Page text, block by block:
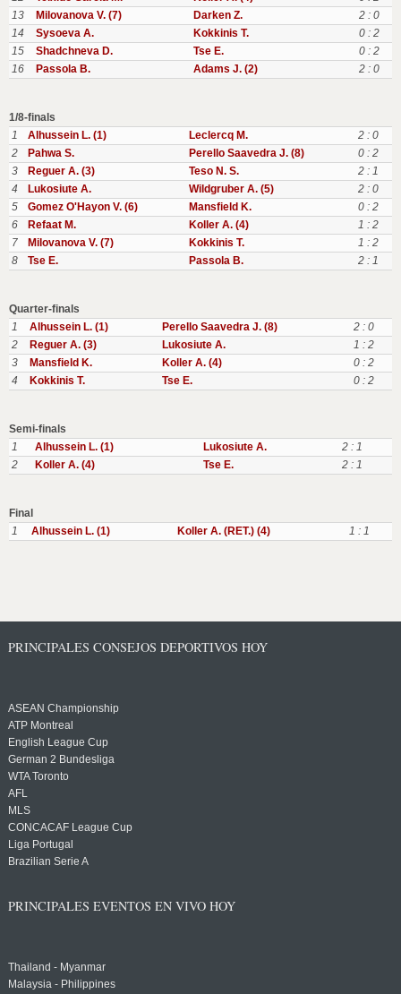
13
Milovanova V. (7) Darken Z.
2 : 0
14
Sysoeva A. Kokkinis T.
0 : 2
15
Shadchneva D. Tse E.
0 : 2
16
Passola B. Adams J. (2) 2 : 0
1/8-finals
1
Alhussein L. (1) Leclercq M.
2 : 0
2
Pahwa S. Perello Saavedra J. (8)
0 : 2
3
Reguer A. (3) Teso N. S.
2 : 1
4
Lukosiute A. Wildgruber A. (5)
2 : 0
5
Gomez O'Hayon V. (6) Mansfield K.
0 : 2
6
Refaat M. Koller A. (4)
1 : 2
7
Milovanova V. (7) Kokkinis T.
1 : 2
8
Tse E. Passola B. 2 : 1
Quarter-finals
1
Alhussein L. (1) Perello Saavedra J. (8)
2 : 0
2
Reguer A. (3) Lukosiute A.
1 : 2
3
Mansfield K. Koller A. (4)
0 : 2
4
Kokkinis T. Tse E. 0 : 2
Semi-finals
1
Alhussein L. (1) Lukosiute A.
2 : 1
2
Koller A. (4) Tse E. 2 : 1
Final
1
Alhussein L. (1) Koller A. (RET.) (4) 1 : 1
PRINCIPALES CONSEJOS DEPORTIVOS HOY
ASEAN Championship
ATP Montreal
English League Cup
German 2 Bundesliga
WTA Toronto
AFL
MLS
CONCACAF League Cup
Liga Portugal
Brazilian Serie A
PRINCIPALES EVENTOS EN VIVO HOY
Thailand - Myanmar
Malaysia - Philippines